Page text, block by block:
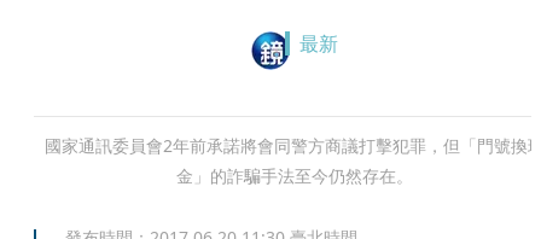
最新
國家通訊委員會2年前承諾將會同警方商議打擊犯罪，但「門號換
金」的詐騙手法至今仍然存在。